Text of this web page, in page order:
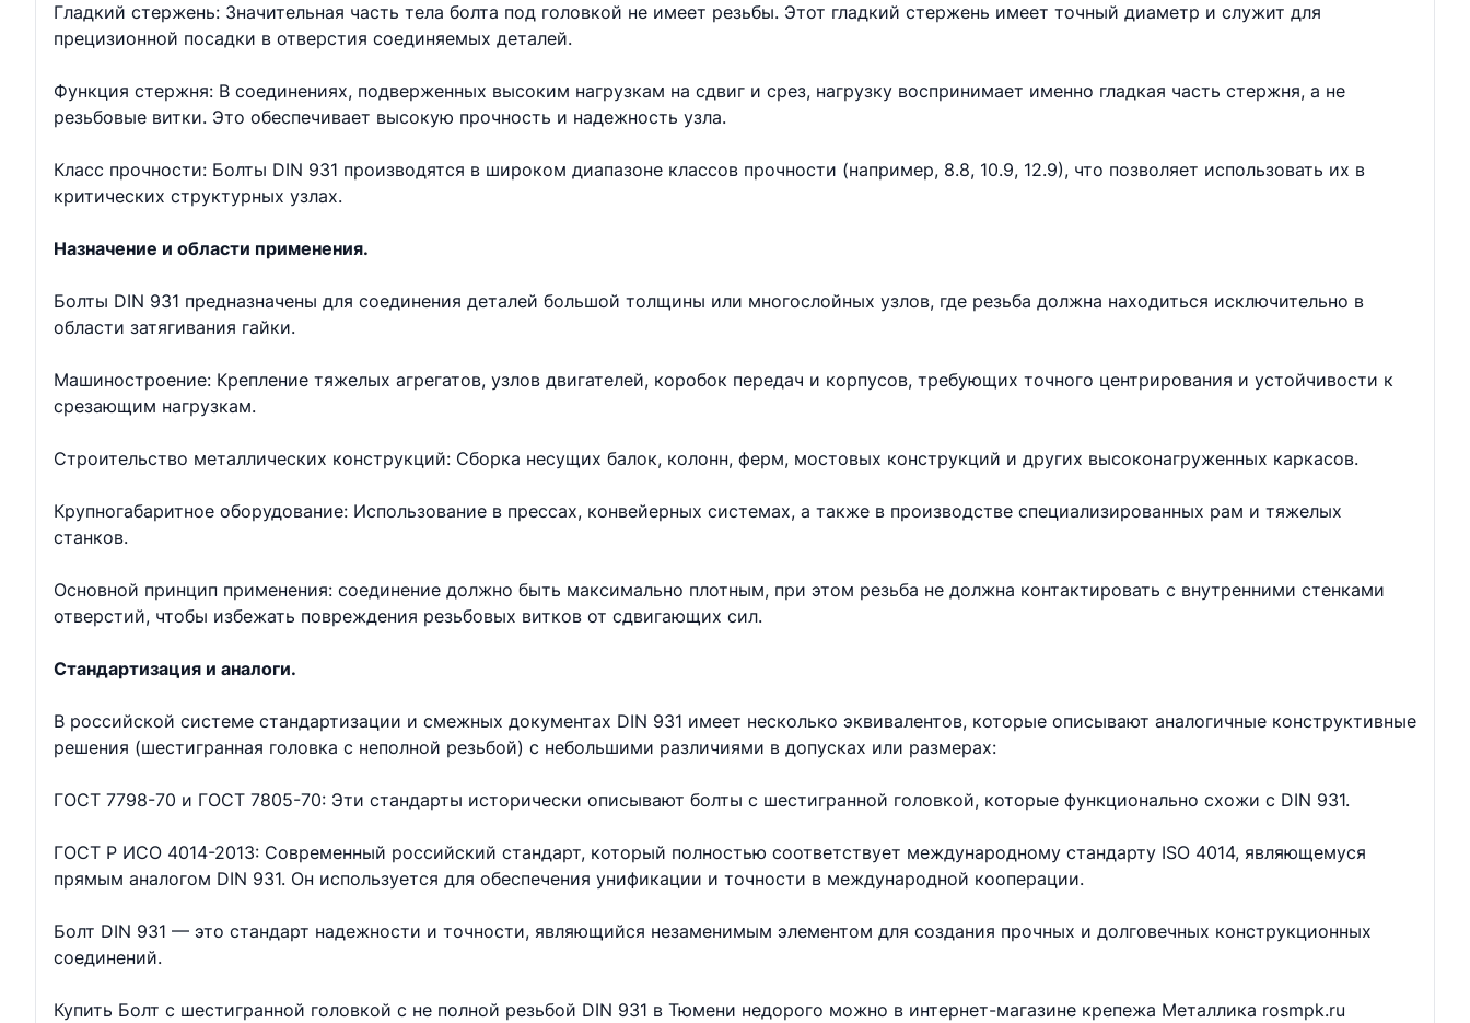
Гладкий стержень: Значительная часть тела болта под головкой не имеет резьбы. Этот гладкий стержень имеет точный диаметр и служит для
прецизионной посадки в отверстия соединяемых деталей.
Функция стержня: В соединениях, подверженных высоким нагрузкам на сдвиг и срез, нагрузку воспринимает именно гладкая часть стержня, а не
резьбовые витки. Это обеспечивает высокую прочность и надежность узла.
Класс прочности: Болты DIN 931 производятся в широком диапазоне классов прочности (например, 8.8, 10.9, 12.9), что позволяет использовать их в
критических структурных узлах.
Назначение и области применения.
Болты DIN 931 предназначены для соединения деталей большой толщины или многослойных узлов, где резьба должна находиться исключительно в
области затягивания гайки.
Машиностроение: Крепление тяжелых агрегатов, узлов двигателей, коробок передач и корпусов, требующих точного центрирования и устойчивости к
срезающим нагрузкам.
Строительство металлических конструкций: Сборка несущих балок, колонн, ферм, мостовых конструкций и других высоконагруженных каркасов.
Крупногабаритное оборудование: Использование в прессах, конвейерных системах, а также в производстве специализированных рам и тяжелых
станков.
Основной принцип применения: соединение должно быть максимально плотным, при этом резьба не должна контактировать с внутренними стенками
отверстий, чтобы избежать повреждения резьбовых витков от сдвигающих сил.
Стандартизация и аналоги.
В российской системе стандартизации и смежных документах DIN 931 имеет несколько эквивалентов, которые описывают аналогичные конструктивные
решения (шестигранная головка с неполной резьбой) с небольшими различиями в допусках или размерах:
ГОСТ 7798-70 и ГОСТ 7805-70: Эти стандарты исторически описывают болты с шестигранной головкой, которые функционально схожи с DIN 931.
ГОСТ Р ИСО 4014-2013: Современный российский стандарт, который полностью соответствует международному стандарту ISO 4014, являющемуся
прямым аналогом DIN 931. Он используется для обеспечения унификации и точности в международной кооперации.
Болт DIN 931 — это стандарт надежности и точности, являющийся незаменимым элементом для создания прочных и долговечных конструкционных
соединений.
Купить Болт с шестигранной головкой с не полной резьбой DIN 931 в Тюмени недорого можно в интернет-магазине крепежа Металлика rosmpk.ru